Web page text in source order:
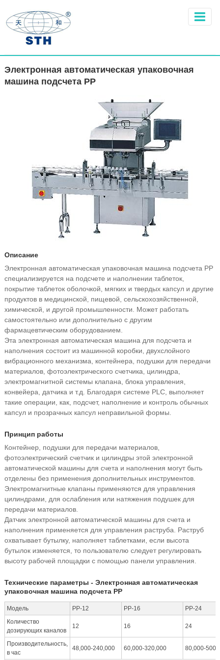
Электронная автоматическая упаковочная
машина подсчета РР
Описание
Электронная автоматическая упаковочная машина подсчета PP
специализируется на подсчете и наполнении таблеток,
покрытие таблеток оболочкой, мягких и твердых капсул и другие
продуктов в медицинской, пищевой, сельскохозяйственной,
химической, и другой промышленности. Может работать
самостоятельно или дополнительно с другим
фармацевтическим оборудованием.
Эта электронная автоматическая машина для подсчета и
наполнения состоит из машинной коробки, двухслойного
вибрационного механизма, контейнера, подушки для передачи
материалов, фотоэлектрического счетчика, цилиндра,
электромагнитной системы клапана, блока управления,
конвейера, датчика и т.д. Благодаря системе PLC, выполняет
такие операции, как, подсчет, наполнение и контроль обычных
капсул и прозрачных капсул неправильной формы.
Принцип работы
Контейнер, подушки для передачи материалов,
фотоэлектрический счетчик и цилиндры этой электронной
автоматической машины для счета и наполнения могут быть
отделены без применения дополнительных инструментов.
Электромагнитные клапаны применяются для управления
цилиндрами, для ослабления или натяжения подушек для
передачи материалов.
Датчик электронной автоматической машины для счета и
наполнения применяется для управления раструба. Раструб
охватывает бутылку, наполняет таблетками, если высота
бутылок изменяется, то пользователю следует регулировать
высоту рабочей площадки с помощью панели управления.
Технические параметры - Электронная автоматическая
упаковочная машина подсчета PP
Модель PP-12 PP-16
PP-24
Количество
дозирующих каналов
12 16 24
Производительность,
в час
48,000-240,000 60,000-320,000 80,000-